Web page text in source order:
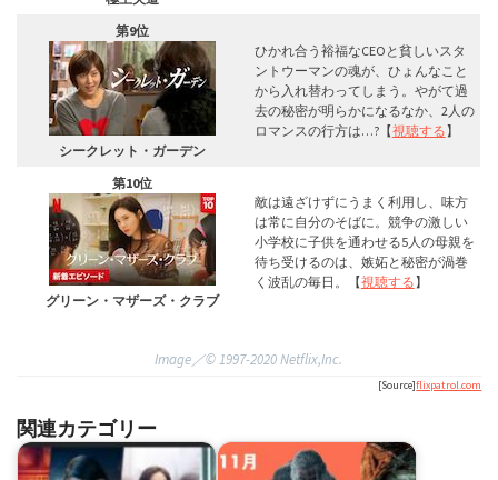
第9位
シークレット・ガーデン
ひかれ合う裕福なCEOと貧しいスタ
ントウーマンの魂が、ひょんなこと
から入れ替わってしまう。やがて過
去の秘密が明らかになるなか、2人の
ロマンスの行方は…?【視聴する】
第10位
グリーン・マザーズ・クラブ
敵は遠ざけずにうまく利用し、味方
は常に自分のそばに。競争の激しい
小学校に子供を通わせる5人の母親を
待ち受けるのは、嫉妬と秘密が渦巻
く波乱の毎日。【視聴する】
Image／©︎ 1997-2020 Netflix,Inc.
[Source]flixpatrol.com
関連カテゴリー